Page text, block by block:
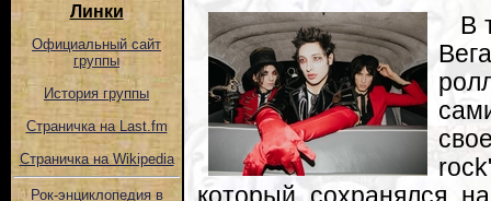
Линки
Официальный сайт
группы
История группы
Страничка на Last.fm
Страничка на Wikipedia
Рок-энциклопедия в
В